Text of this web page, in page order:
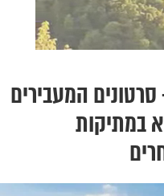
המעבירים
במתיקות